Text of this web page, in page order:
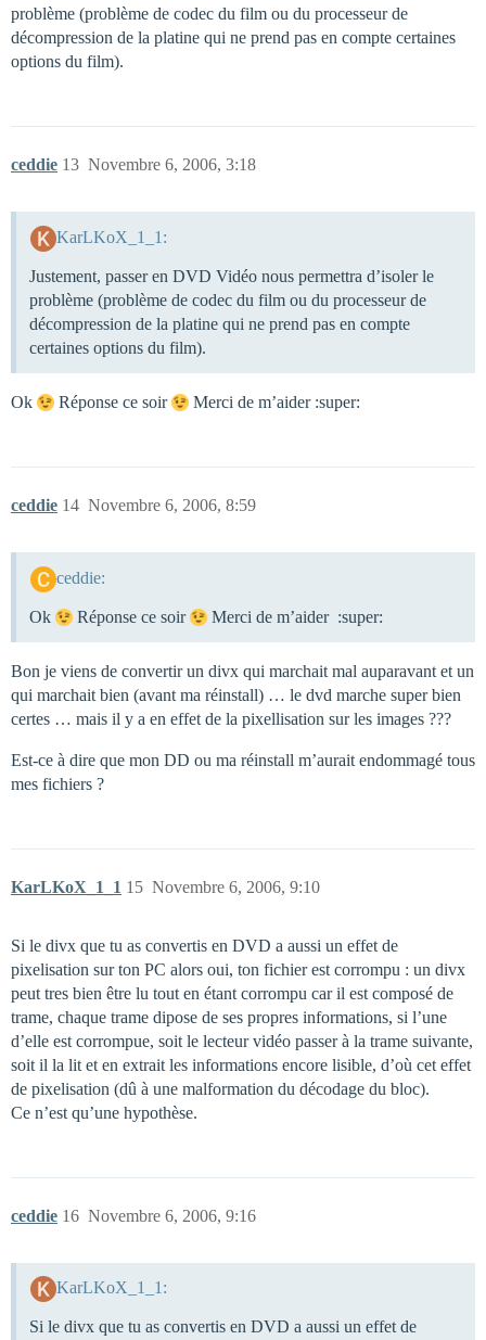
problème (problème de codec du film ou du processeur de
décompression de la platine qui ne prend pas en compte certaines
options du film).
ceddie Novembre 6, 2006, 3:18
13
KarLKoX_1_1:
Justement, passer en DVD Vidéo nous permettra d’isoler le
problème (problème de codec du film ou du processeur de
décompression de la platine qui ne prend pas en compte
certaines options du film).
Ok Réponse ce soir Merci de m’aider :super:
ceddie Novembre 6, 2006, 8:59
14
ceddie:
Ok Réponse ce soir Merci de m’aider :super:
Bon je viens de convertir un divx qui marchait mal auparavant et un
qui marchait bien (avant ma réinstall) … le dvd marche super bien
certes … mais il y a en effet de la pixellisation sur les images ???
Est-ce à dire que mon DD ou ma réinstall m’aurait endommagé tous
mes fichiers ?
KarLKoX_1_1 Novembre 6, 2006, 9:10
15
Si le divx que tu as convertis en DVD a aussi un effet de
pixelisation sur ton PC alors oui, ton fichier est corrompu : un divx
peut tres bien être lu tout en étant corrompu car il est composé de
trame, chaque trame dipose de ses propres informations, si l’une
d’elle est corrompue, soit le lecteur vidéo passer à la trame suivante,
soit il la lit et en extrait les informations encore lisible, d’où cet effet
de pixelisation (dû à une malformation du décodage du bloc).
Ce n’est qu’une hypothèse.
ceddie Novembre 6, 2006, 9:16
16
KarLKoX_1_1:
Si le divx que tu as convertis en DVD a aussi un effet de